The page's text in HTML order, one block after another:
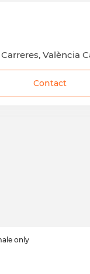
València
Contact
only